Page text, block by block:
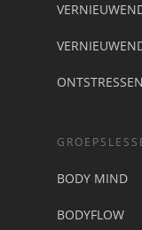
BODY MIND
BODYFLOW